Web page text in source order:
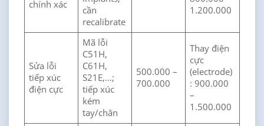
chính xác
cần
recalibrate
1.200.000
Sửa lỗi
tiếp xúc
điện cực
Mã lỗi
C51H,
C61H,
S21E,…;
tiếp xúc
kém
tay/chân
500.000 –
700.000
Thay điện
cực
(electrode)
: 900.000
–
1.500.000